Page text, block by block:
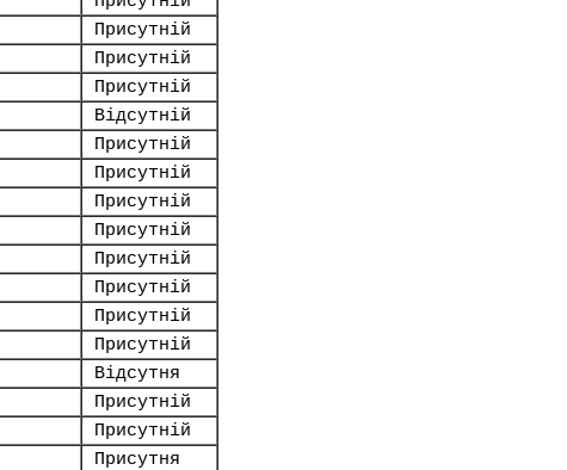
Присутній
Присутній
Присутній
Відсутній
Присутній
Присутній
Присутній
Присутній
Присутній
Присутній
Присутній
Присутній
Відсутня
Присутній
Присутній
Присутня